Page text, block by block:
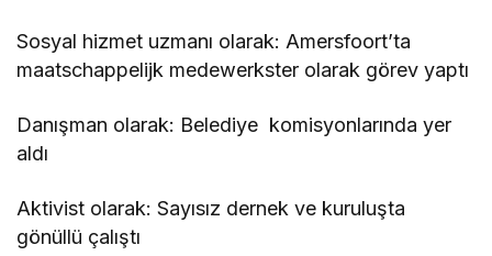
Sosyal hizmet uzmanı olarak: Amersfoort’ta
maatschappelijk medewerkster olarak görev yaptı
Danışman olarak: Belediye komisyonlarında yer
aldı
Aktivist olarak: Sayısız dernek ve kuruluşta
gönüllü çalıştı